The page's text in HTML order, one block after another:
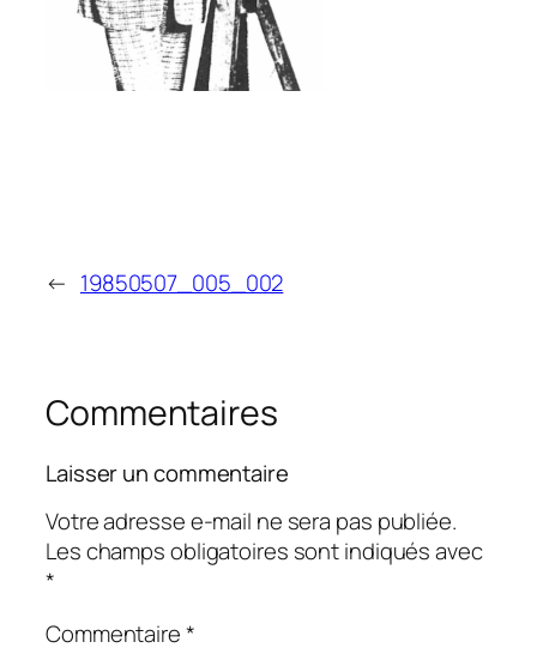
← 19850507_005_002
Commentaires
Laisser un commentaire
Votre adresse e-mail ne sera pas publiée.
Les champs obligatoires sont indiqués avec
*
Commentaire*